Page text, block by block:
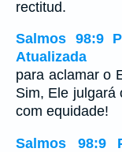
rectitud.
Salmos 98:9
Atualizada
para aclamar o
Sim, Ele julgará
com equidade!
Salmos 98:9